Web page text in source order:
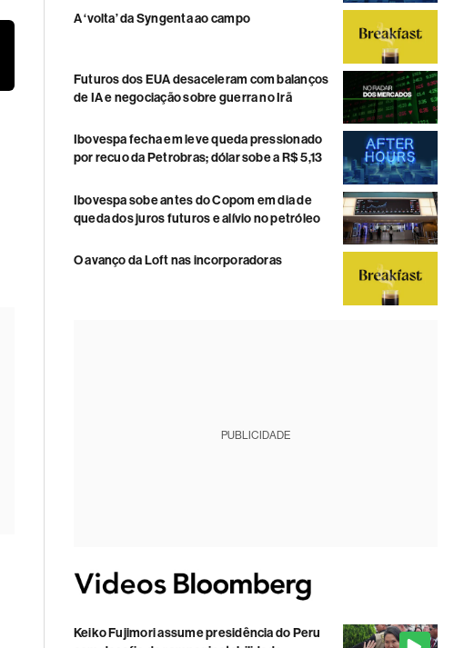
A ‘volta’ da Syngenta ao campo
Futuros dos EUA desaceleram com balanços
de IA e negociação sobre guerra no Irã
Ibovespa fecha em leve queda pressionado
por recuo da Petrobras; dólar sobe a R$ 5,13
Ibovespa sobe antes do Copom em dia de
queda dos juros futuros e alívio no petróleo
O avanço da Loft nas incorporadoras
PUBLICIDADE
Keiko Fujimori assume presidência do Peru